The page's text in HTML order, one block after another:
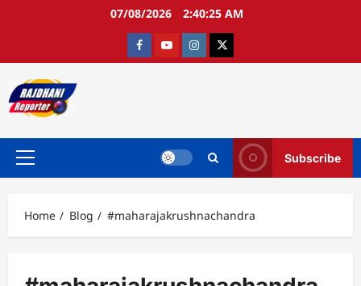
07/08/2026 2:40:26 AM
FacebookYoutubeInstagramtwitter
Primary
Subscribe
Home Blog #maharajakrushnachandra